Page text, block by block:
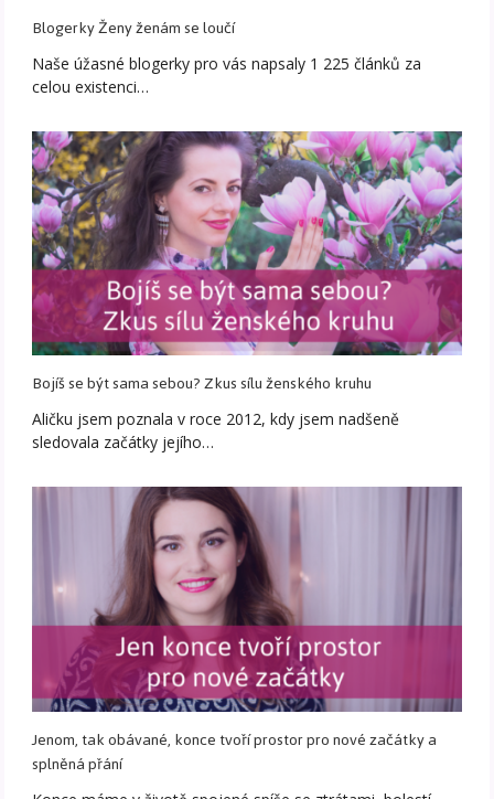
Blogerky Ženy ženám se loučí
Naše úžasné blogerky pro vás napsaly 1 225 článků za
celou existenci…
Bojíš se být sama sebou? Zkus sílu ženského kruhu
Aličku jsem poznala v roce 2012, kdy jsem nadšeně
sledovala začátky jejího…
Jenom, tak obávané, konce tvoří prostor pro nové začátky a
splněná přání